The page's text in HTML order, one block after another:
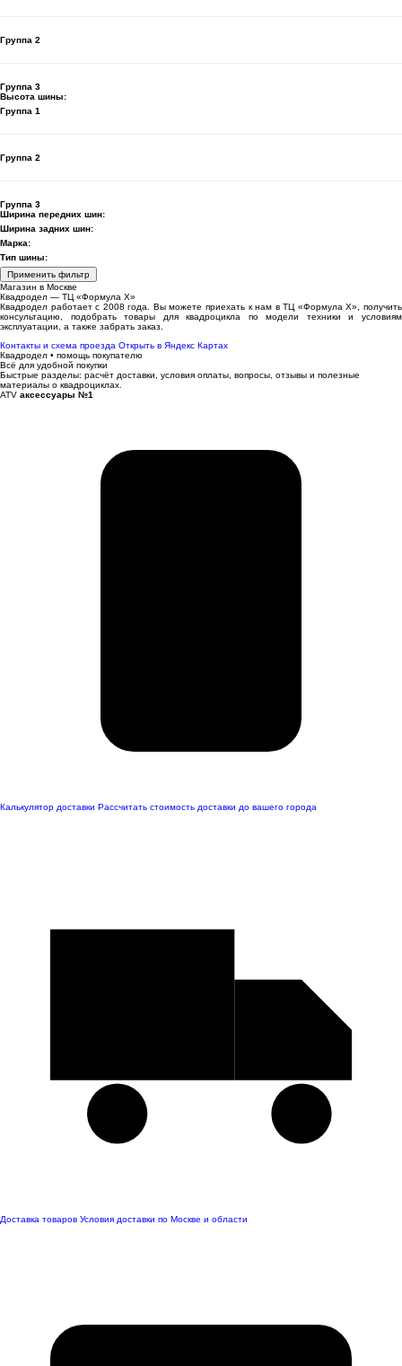
Группа 2
Группа 3
Высота шины:
Группа 1
Группа 2
Группа 3
Ширина передних шин:
Ширина задних шин:
Марка:
Тип шины:
Применить фильтр
Магазин в Москве
Квадродел — ТЦ «Формула Х»
Квадродел работает с 2008 года. Вы можете приехать к нам в ТЦ «Формула Х», получить
консультацию, подобрать товары для квадроцикла по модели техники и условиям
эксплуатации, а также забрать заказ.
Контакты и схема проезда Открыть в Яндекс Картах
Квадродел • помощь покупателю
Всё для удобной покупки
Быстрые разделы: расчёт доставки, условия оплаты, вопросы, отзывы и полезные
материалы о квадроциклах.
ATV аксессуары №1
Калькулятор доставки Рассчитать стоимость доставки до вашего города
Доставка товаров Условия доставки по Москве и области